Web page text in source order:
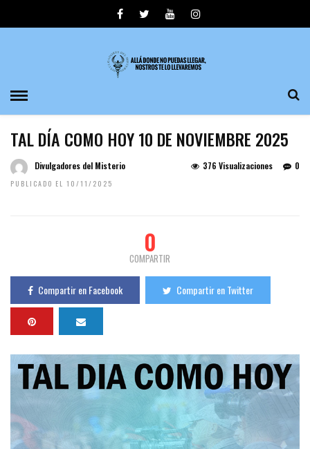
TAL DÍA COMO HOY 10 DE NOVIEMBRE 2025
Divulgadores del Misterio
PUBLICADO EL 10/11/2025
0
376 Visualizaciones
0
COMPARTIR
Compartir en Facebook Compartir en Twitter